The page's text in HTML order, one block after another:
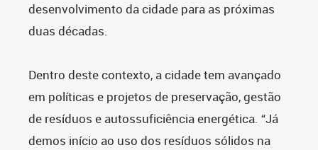
desenvolvimento da cidade para as próximas
duas décadas.
Dentro deste contexto, a cidade tem avançado
em políticas e projetos de preservação, gestão
de resíduos e autossuficiência energética. “Já
demos início ao uso dos resíduos sólidos na